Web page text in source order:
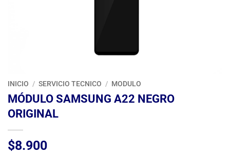
INICIO / SERVICIO TECNICO / MODULO
MÓDULO SAMSUNG A22 NEGRO
ORIGINAL
$8.900